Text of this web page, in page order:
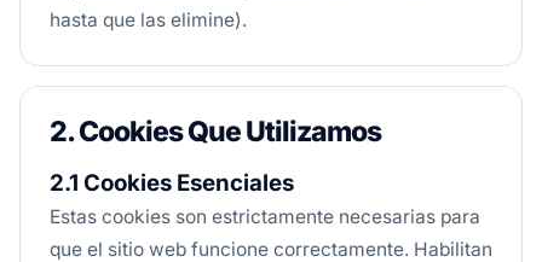
hasta que las elimine).
2. Cookies Que Utilizamos
2.1 Cookies Esenciales
Estas cookies son estrictamente necesarias para
que el sitio web funcione correctamente. Habilitan